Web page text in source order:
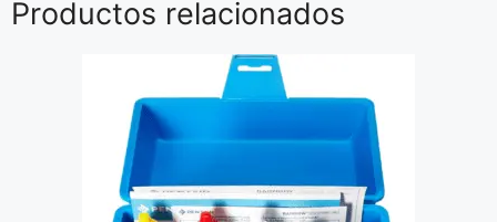
Productos relacionados